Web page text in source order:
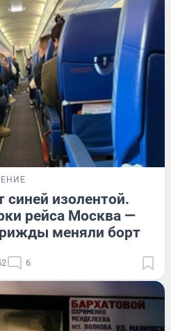
синей изолентой.
рейса Москва —
меняли борт
6